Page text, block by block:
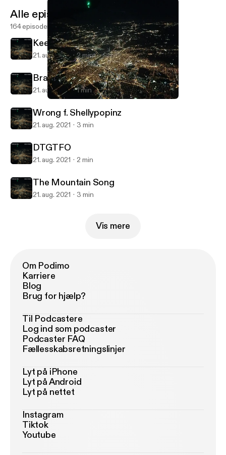
RevEx Podcasts
Alle episoder
164 episoder
Keep Your Hands To Yourself
21. aug. 2021 2 min
Brain Chemicals
21. aug. 2021 1 min
Wrong f. Shellypopinz
21. aug. 2021 3 min
DTGTFO
21. aug. 2021 2 min
The Mountain Song
21. aug. 2021 3 min
Vis mere
Om Podimo
Karriere
Blog
Brug for hjælp?
Til Podcastere
Log ind som podcaster
Podcaster FAQ
Fællesskabsretningslinjer
Lyt på iPhone
Lyt på Android
Lyt på nettet
Instagram
Tiktok
Youtube